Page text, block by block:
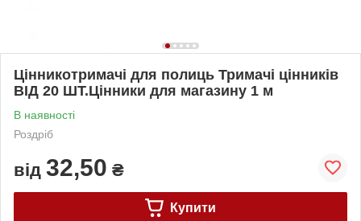
Цінникотримачі для полиць Тримачі цінників
ВІД 20 ШТ.Цінники для магазину 1 м
В наявності
Роздріб
від 32,50 ₴
Купити